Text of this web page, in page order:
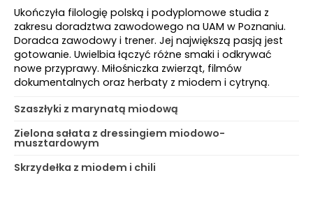
Ukończyła filologię polską i podyplomowe studia z
zakresu doradztwa zawodowego na UAM w Poznaniu.
Doradca zawodowy i trener. Jej największą pasją jest
gotowanie. Uwielbia łączyć różne smaki i odkrywać
nowe przyprawy. Miłośniczka zwierząt, filmów
dokumentalnych oraz herbaty z miodem i cytryną.
Szaszłyki z marynatą miodową
Zielona sałata z dressingiem miodowo-
musztardowym
Skrzydełka z miodem i chili